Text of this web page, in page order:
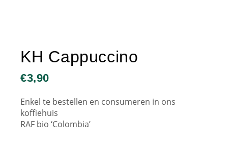
KH Cappuccino
€3,90
Enkel te bestellen en consumeren in ons
koffiehuis
RAF bio ‘Colombia’